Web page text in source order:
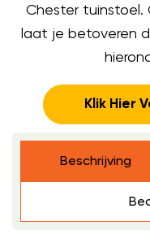
Chester tuinstoel.
laat je betoveren
Klik Hier
Beschrijving